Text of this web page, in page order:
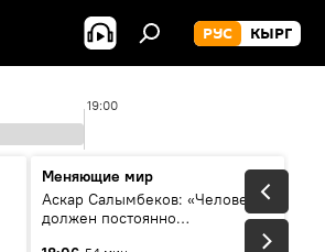
РУС КЫРГ
19:00
Меняющие мир
Аскар Салымбеков: «Человек
должен постоянно